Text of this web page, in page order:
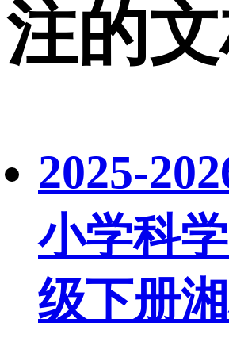
注的
2025-
小学科
级下册